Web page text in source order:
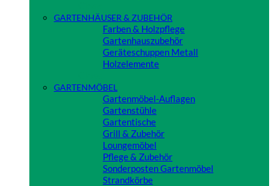
GARTENHÄUSER & ZUBEHÖR
Farben & Holzpflege
Gartenhauszubehör
Geräteschuppen Metall
Holzelemente
GARTENMÖBEL
Gartenmöbel-Auflagen
Gartenstühle
Gartentische
Grill & Zubehör
Loungemöbel
Pflege & Zubehör
Sonderposten Gartenmöbel
Strandkörbe